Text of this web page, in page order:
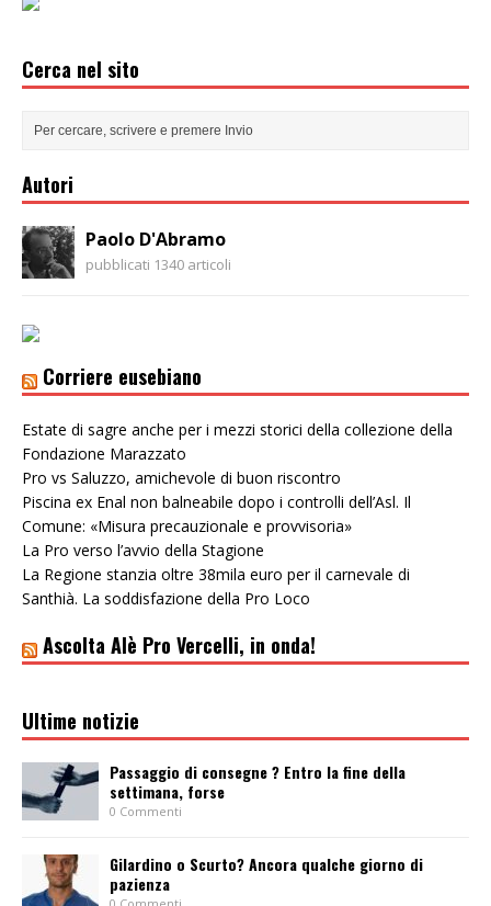
Cerca nel sito
Autori
Paolo D'Abramo
pubblicati 1340 articoli
Corriere eusebiano
Estate di sagre anche per i mezzi storici della collezione della
Fondazione Marazzato
Pro vs Saluzzo, amichevole di buon riscontro
Piscina ex Enal non balneabile dopo i controlli dell’Asl. Il
Comune: «Misura precauzionale e provvisoria»
La Pro verso l’avvio della Stagione
La Regione stanzia oltre 38mila euro per il carnevale di
Santhià. La soddisfazione della Pro Loco
Ascolta Alè Pro Vercelli, in onda!
Ultime notizie
Passaggio di consegne ? Entro la fine della
settimana, forse
0 Commenti
Gilardino o Scurto? Ancora qualche giorno di
pazienza
0 Commenti